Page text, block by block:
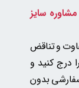
سایز
و تناقض
درج کنید و
بدون